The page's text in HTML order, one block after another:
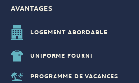
AVANTAGES
LOGEMENT ABORDABLE
UNIFORME FOURNI
PROGRAMME DE VACANCES